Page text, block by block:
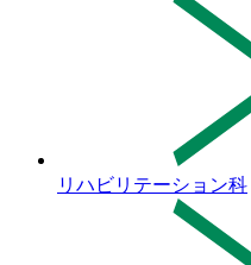
リハビリテーション科